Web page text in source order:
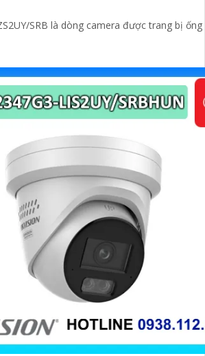
SRB là dòng camera được trang bị